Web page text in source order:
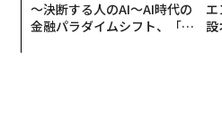
〜決断する人のAI〜AI時代の
金融パラダイムシフト、「超